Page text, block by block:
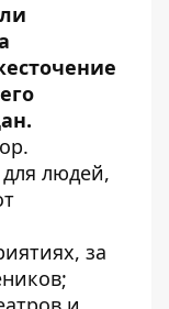
.
людей,
за